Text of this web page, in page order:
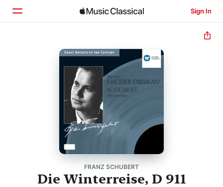
Sign In
FRANZ SCHUBERT
Die Winterreise, D 911